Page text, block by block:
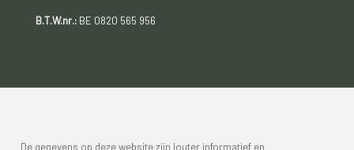
B.T.W.nr.:BE 0820 565 956
De gegevens op deze website zijn louter informatief en